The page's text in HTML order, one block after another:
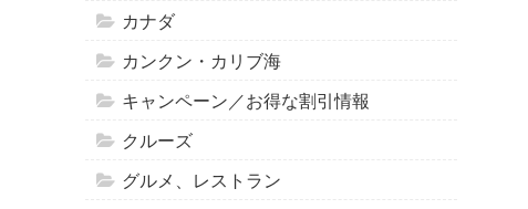
カナダ
カンクン・カリブ海
キャンペーン／お得な割引情報
クルーズ
グルメ、レストラン